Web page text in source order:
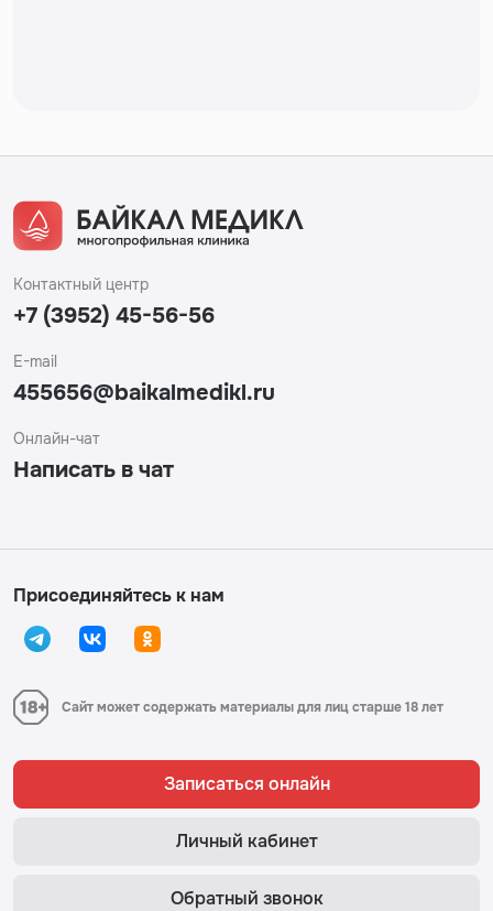
Контактный центр
+7 (3952) 45-56-56
E-mail
455656@baikalmedikl.ru
Онлайн-чат
Написать в чат
Присоединяйтесь к нам
Сайт может содержать материалы для лиц старше 18 лет
Записаться онлайн
Личный кабинет
Обратный звонок